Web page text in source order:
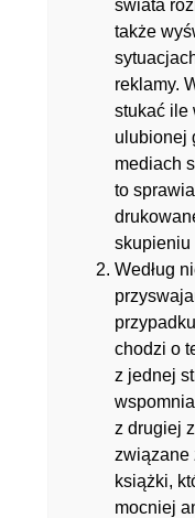
świata
także
reklamy.
stukać ile
ulubionej
mediach
to
skupieniu
Według
chodzi o
z jednej
z drugiej
związane
książki,
mocniej